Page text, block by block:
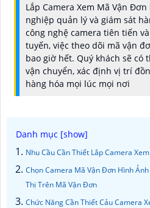
Lắp Camera Xem Mã Vận
nghiệp quản lý và giám sát
công nghệ camera tiên tiến
tuyến, việc theo dõi mã vận
bao giờ hết. Quý khách sẽ
vận chuyển, xác định vị trí
hàng hóa mọi lúc mọi nơi
Nhu Cầu Cần Thiết Lắp Camera
Chọn Camera Mã Vận Đơn Hình
Thị Trên Mã Vận Đơn
Chức Năng Cần Thiết Cảu Camera